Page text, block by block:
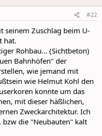
#22
seinem Zuschlag beim U-
hat.
Rohbau... (Sichtbeton)
Bahnhöfen" der
wie jemand mit
wie Helmut Kohl den
konnte um das
mit dieser häßlichen,
Zweckarchitektur. Ich
bzw die "Neubauten" kalt